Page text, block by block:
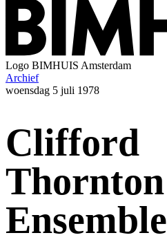
Logo BIMHUIS Amsterdam
Archief
woensdag 5 juli 1978
Clifford
Thornton
Ensemble